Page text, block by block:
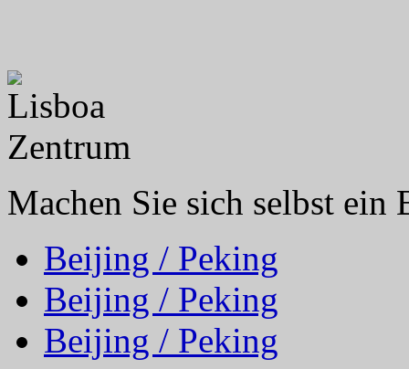
Machen Sie sich selbst
Beijing / Peking
Beijing / Peking
Beijing / Peking